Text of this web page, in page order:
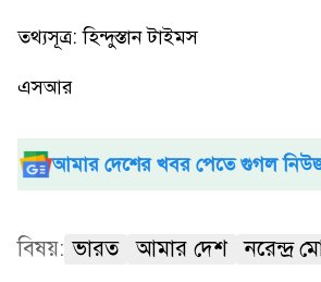
তথ্যসূত্র: হিন্দুস্তান টাইমস
এসআর
আমার দেশের খবর পেতে গুগল
বিষয়: ভারত আমার দেশ নরেন্দ্র